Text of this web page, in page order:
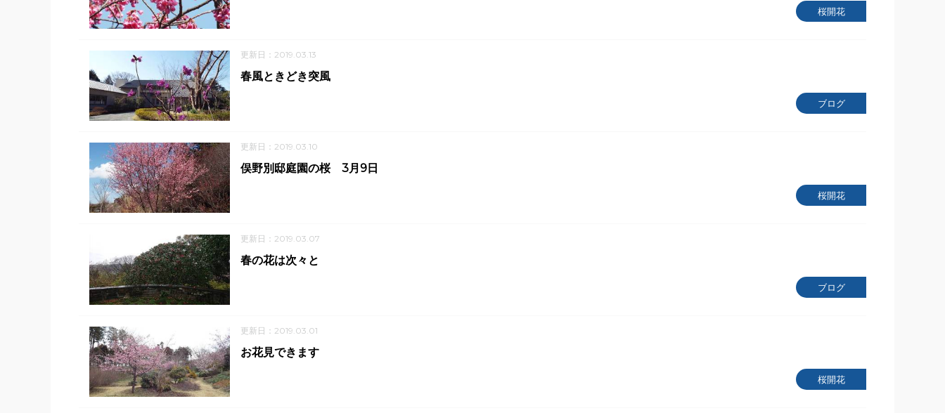
桜開花
更新日：2019.03.13
ブログ
春風ときどき突風
更新日：2019.03.10
桜開花
俣野別邸庭園の桜 3月9日
更新日：2019.03.07
ブログ
春の花は次々と
更新日：2019.03.01
桜開花
お花見できます